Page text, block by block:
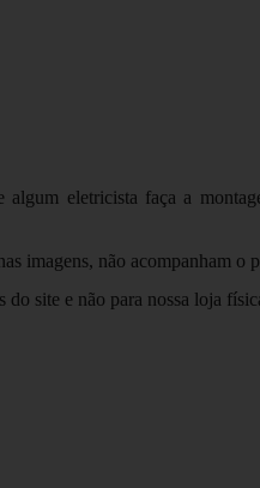
eletricista faça a
imagens, não acompanham o
do site e não para nossa loja